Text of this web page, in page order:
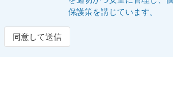
保護策を講じています。
同意して送信